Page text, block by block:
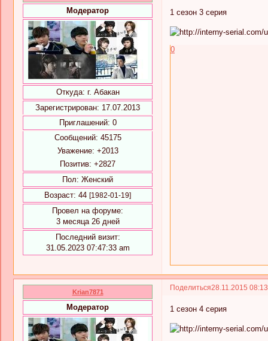
Модератор
Откуда: г. Абакан
Зарегистрирован: 17.07.2013
Приглашений: 0
Сообщений: 45175
Уважение: +2013
Позитив: +2827
Пол: Женский
Возраст: 44 [1982-01-19]
Провел на форуме:
3 месяца 26 дней
Последний визит:
31.05.2023 07:47:33 am
1 сезон 3 серия
0
Поделиться28.11.2015
Krian7871
Модератор 1 сезон 4 серия